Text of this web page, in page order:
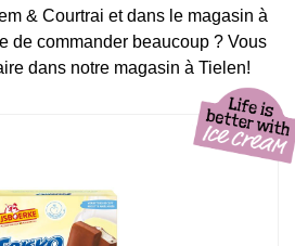
& Courtrai et dans le magasin à
de commander beaucoup ? Vous
dans notre magasin à Tielen!